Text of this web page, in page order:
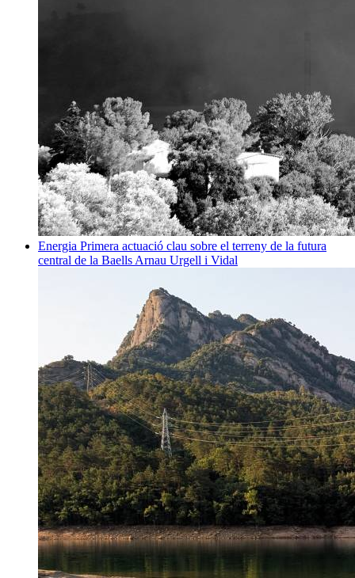
Energia Primera actuació clau sobre el terreny de la futura
central de la Baells Arnau Urgell i Vidal